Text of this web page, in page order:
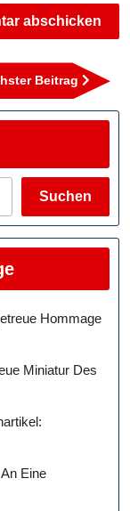
Beitrag
Suchen
Hommage
Miniatur Des
Eine